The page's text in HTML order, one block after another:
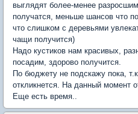
выглядят более-менее
получатся, меньше шансов что
что слишком с деревьями
чащи получится)
Надо кустиков нам красивых,
посадим, здорово получится.
По бюджету не подскажу пока,
откликнется. На данный момент
Еще есть время..